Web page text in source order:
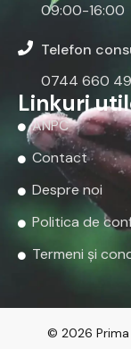
09:00-16:00
Telefon
0744 660
Linkuri
ANPC
Contact
Despre noi
Politica de
Termeni și
© 2026